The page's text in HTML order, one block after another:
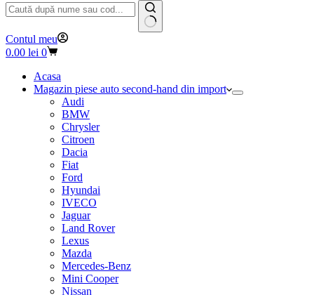
Niciun
rezultat
Contul meu
Coș
cumpărături
0.00 lei 0
Acasa
Magazin piese auto second-hand din import
Audi
BMW
Chrysler
Citroen
Dacia
Fiat
Ford
Hyundai
IVECO
Jaguar
Land Rover
Lexus
Mazda
Mercedes-Benz
Mini Cooper
Nissan